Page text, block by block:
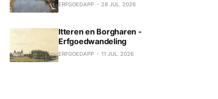
ERFGOEDAPP 28 JUL. 2026
Itteren en Borgharen -
Erfgoedwandeling
ERFGOEDAPP 11 JUL. 2026